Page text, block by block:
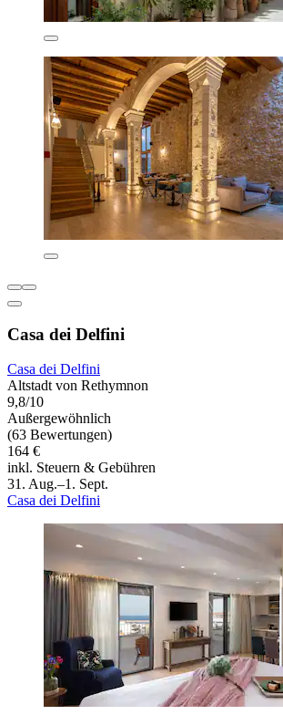
Casa dei Delfini
Casa dei Delfini
Altstadt von Rethymnon
9,8/10
Außergewöhnlich
(63 Bewertungen)
164 €
inkl. Steuern & Gebühren
31. Aug.–1. Sept.
Casa dei Delfini